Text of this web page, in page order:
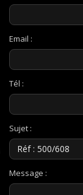
Email :
Tél :
Sujet :
Message :